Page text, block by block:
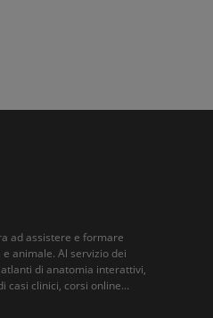
ad assistere e formare
animale. Al servizio dei
di anatomia interattivi,
casi clinici, corsi online...